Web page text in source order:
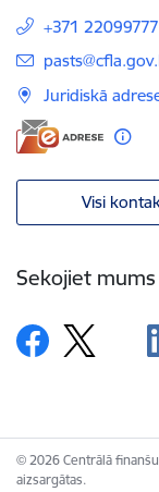
+371 22099777
E-pasts:
Juridiskā
Visi
Sekojiet mums
© 2026 Centrālā
aizsargātas.